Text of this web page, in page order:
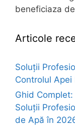
beneficiaza
Articole
Soluții
Controlul
Ghid
Soluții
de Apă în